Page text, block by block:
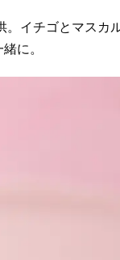
イチゴとマスカ
に。